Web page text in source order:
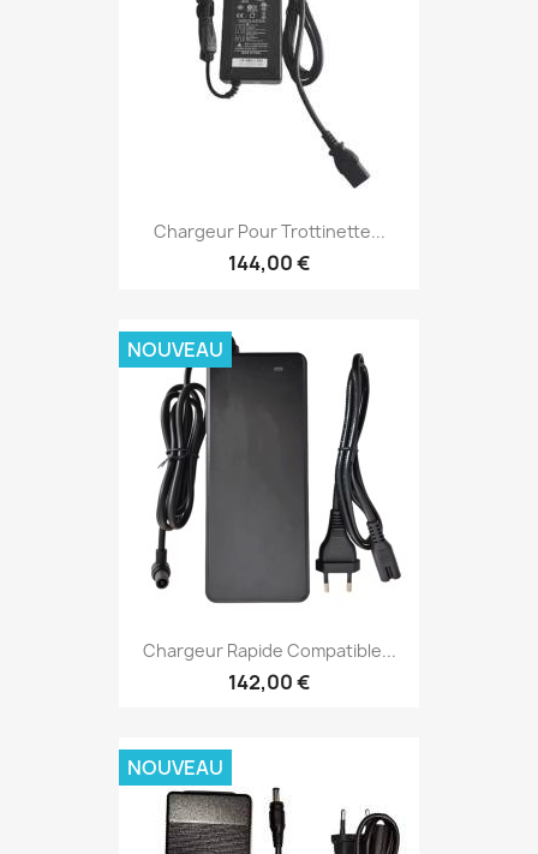
Chargeur Pour Trottinette...
144,00 €
Chargeur Rapide Compatible...
142,00 €
NOUVEAU
NOUVEAU